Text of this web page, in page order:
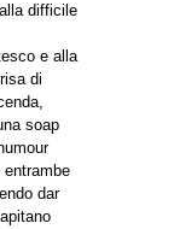
difficile
e alla
di
soap
dar